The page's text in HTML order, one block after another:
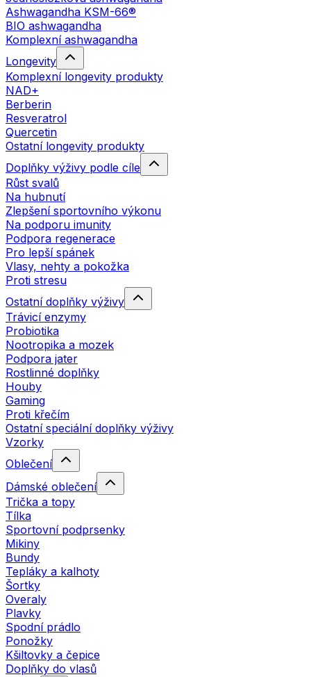
Ashwagandha KSM-66®
BIO ashwagandha
Komplexní ashwagandha
Longevity
Komplexní longevity produkty
NAD+
Berberin
Resveratrol
Quercetin
Ostatní longevity produkty
Doplňky výživy podle cíle
Růst svalů
Na hubnutí
Zlepšení sportovního výkonu
Na podporu imunity
Podpora regenerace
Pro lepší spánek
Vlasy, nehty a pokožka
Proti stresu
Ostatní doplňky výživy
Trávicí enzymy
Probiotika
Nootropika a mozek
Podpora jater
Rostlinné doplňky
Houby
Gaming
Proti křečím
Ostatní speciální doplňky výživy
Vzorky
Oblečení
Dámské oblečení
Trička a topy
Tílka
Sportovní podprsenky
Mikiny
Bundy
Tepláky a kalhoty
Šortky
Overaly
Plavky
Spodní prádlo
Ponožky
Kšiltovky a čepice
Doplňky do vlasů